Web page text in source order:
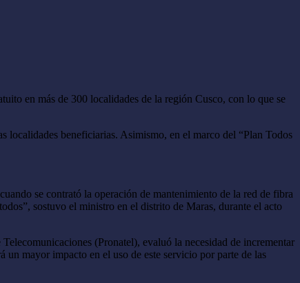
en más de 300 localidades de la región Cusco, con lo que se
beneficiarias. Asimismo, en el marco del “Plan Todos
se contrató la operación de mantenimiento de la red de fibra
sostuvo el ministro en el distrito de Maras, durante el acto
(Pronatel), evaluó la necesidad de incrementar
mayor impacto en el uso de este servicio por parte de las